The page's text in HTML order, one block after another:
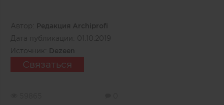
Автор:
Редакция Archiprofi
Дата публикации: 01.10.2019
Источник:
Dezeen
Связаться